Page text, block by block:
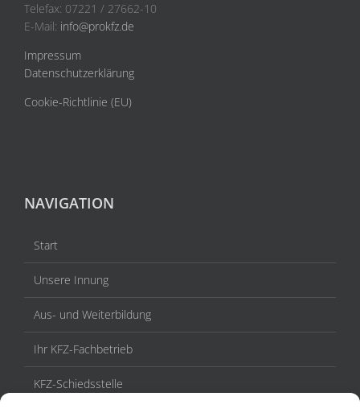
Telefax: 07221 / 27662-10
E-Mail: info@prokfz.de
Impressum
Datenschutzerklärung
Cookie-Richtlinie (EU)
NAVIGATION
Start
Unsere Innung
Aus- und Weiterbildung
Ihr KFZ-Fachbetrieb
KFZ-Schiedsstelle